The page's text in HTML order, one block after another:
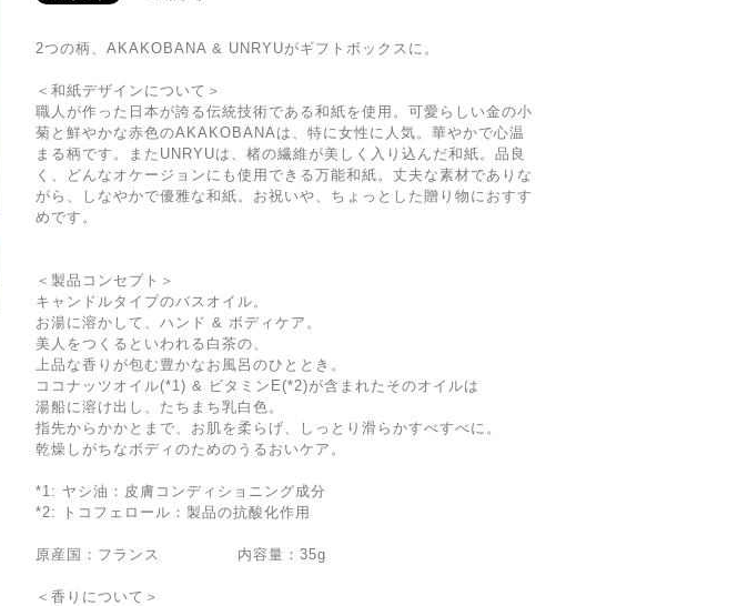
2つの柄、AKAKOBANA & UNRYUがギフトボックスに。
＜和紙デザインについて＞
職人が作った日本が誇る伝統技術である和紙を使用。可愛らしい金の小
菊と鮮やかな赤色のAKAKOBANAは、特に女性に人気。華やかで心温
まる柄です。またUNRYUは、楮の繊維が美しく入り込んだ和紙。品良
く、どんなオケージョンにも使用できる万能和紙。丈夫な素材でありな
がら、しなやかで優雅な和紙。お祝いや、ちょっとした贈り物におすす
めです。
＜製品コンセプト＞
キャンドルタイプのバスオイル。
お湯に溶かして、ハンド & ボディケア。
美人をつくるといわれる白茶の、
上品な香りが包む豊かなお風呂のひととき。
ココナッツオイル(*1) & ビタミンE(*2)が含まれたそのオイルは
湯船に溶け出し、たちまち乳白色。
指先からかかとまで、お肌を柔らげ、しっとり滑らかすべすべに。
乾燥しがちなボディのためのうるおいケア。
*1: ヤシ油：皮膚コンディショニング成分
*2: トコフェロール：製品の抗酸化作用
原産国：フランス 内容量：35g
＜香りについて＞